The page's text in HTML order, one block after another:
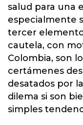
salud para una
especialmente
tercer
cautela, con
Colombia, son
certámenes
desatados por
dilema si son
simples